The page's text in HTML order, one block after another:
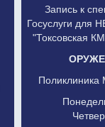
Запись к
Госуслуги для
"Токсовская
Поликлиника